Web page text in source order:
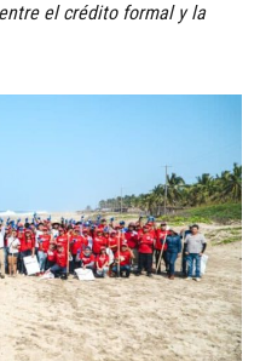
el crédito formal y la